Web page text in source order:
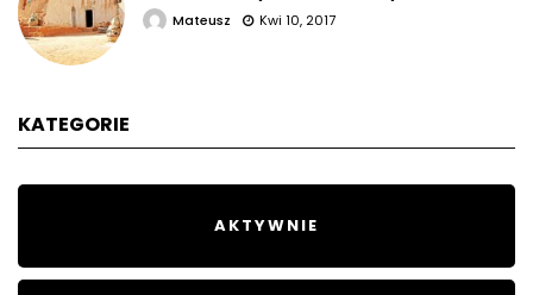
Mateusz Kwi 10, 2017
KATEGORIE
AKTYWNIE